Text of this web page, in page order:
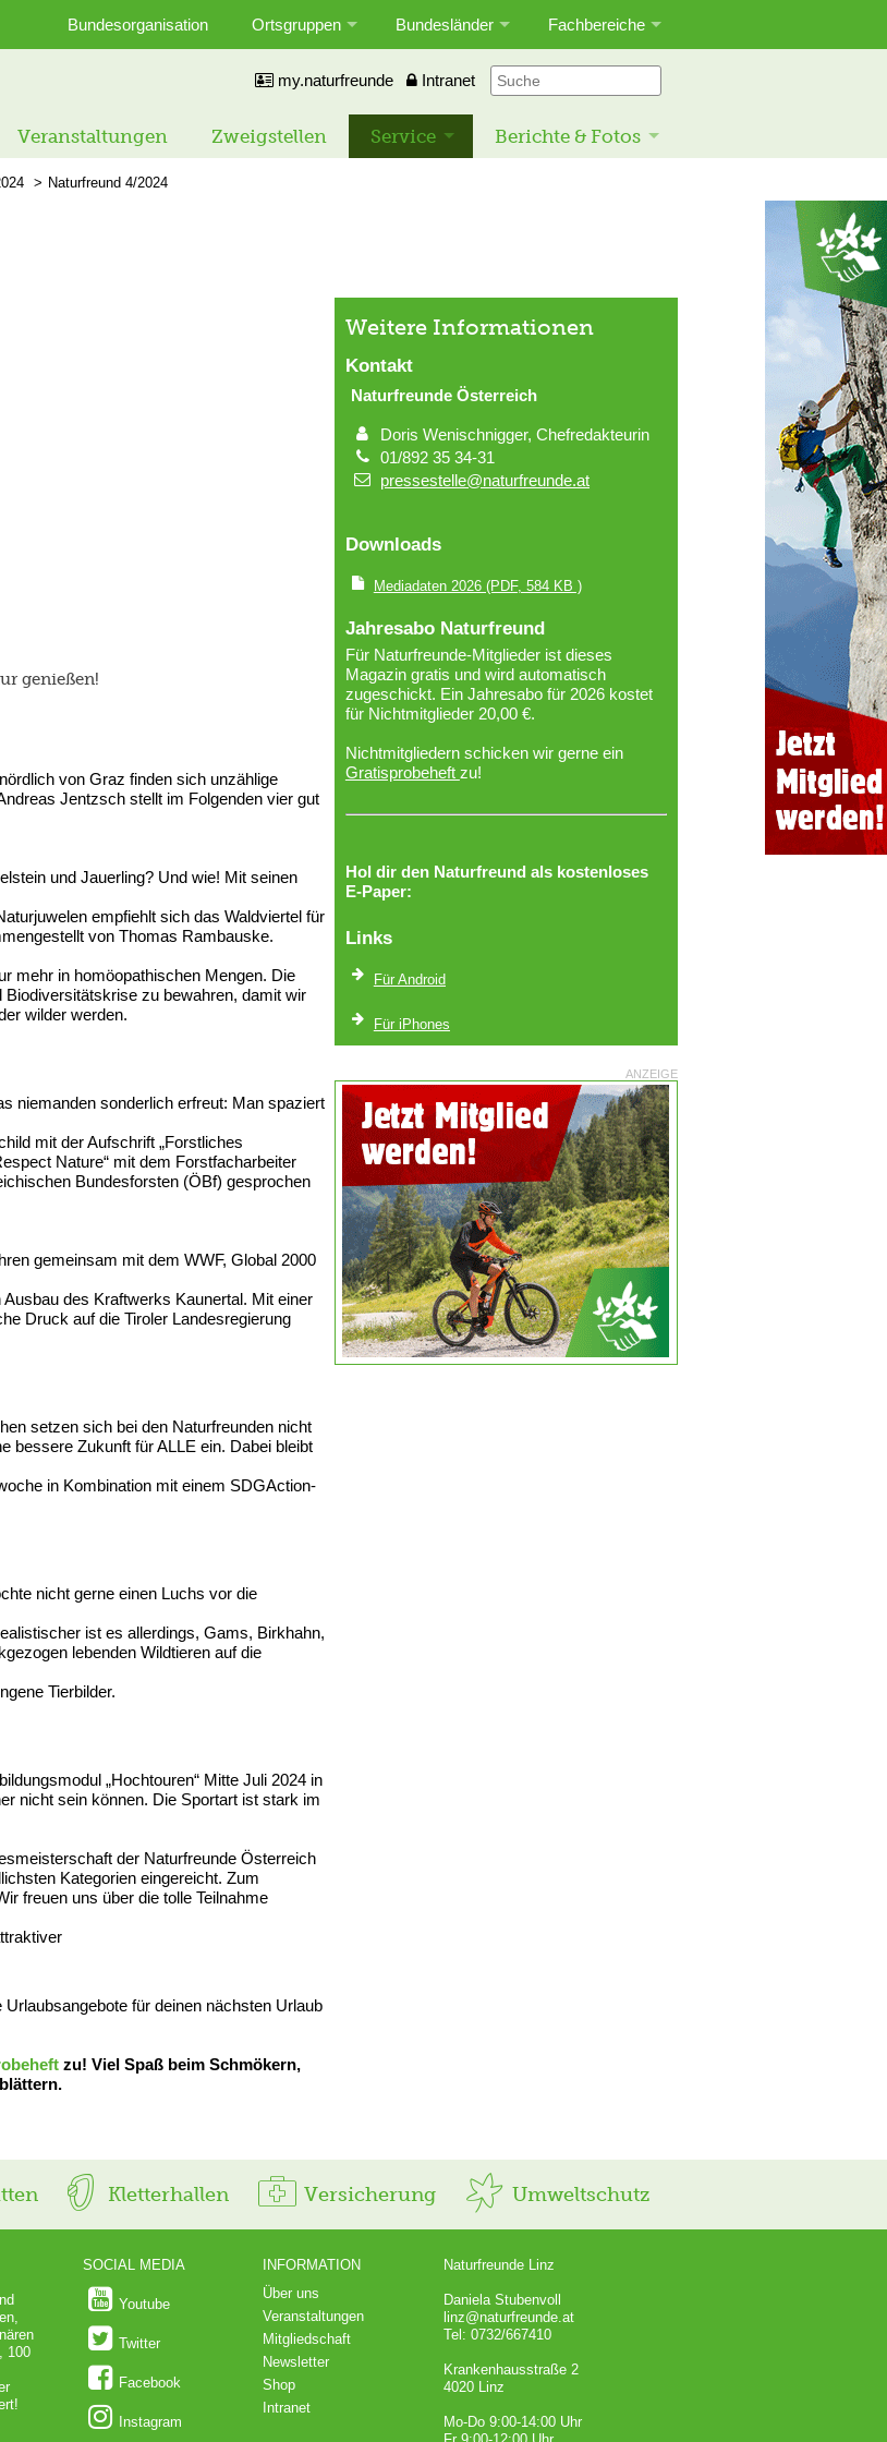
Bundesorganisation Ortsgruppen Bundesländer Fachbereiche
my.naturfreunde Intranet
Veranstaltungen Zweigstellen Service Berichte & Fotos
Naturfreund 4/2024
genießen!
von Graz finden sich unzählige
Jentzsch stellt im Folgenden vier gut
und Jauerling? Und wie! Mit seinen
empfiehlt sich das Waldviertel für
von Thomas Rambauske.
mehr in homöopathischen Mengen. Die
zu bewahren, damit wir
wilder werden.
niemanden sonderlich erfreut: Man spaziert
mit der Aufschrift „Forstliches
Nature“ mit dem Forstfacharbeiter
Bundesforsten (ÖBf) gesprochen
gemeinsam mit dem WWF, Global 2000
des Kraftwerks Kaunertal. Mit einer
Druck auf die Tiroler Landesregierung
setzen sich bei den Naturfreunden nicht
bessere Zukunft für ALLE ein. Dabei bleibt
in Kombination mit einem SDGAction-
nicht gerne einen Luchs vor die
ist es allerdings, Gams, Birkhahn,
lebenden Wildtieren auf die
Tierbilder.
„Hochtouren“ Mitte Juli 2024 in
nicht sein können. Die Sportart ist stark im
der Naturfreunde Österreich
Kategorien eingereicht. Zum
freuen uns über die tolle Teilnahme
für deinen nächsten Urlaub
zu! Viel Spaß beim Schmökern,
Weitere Informationen
Kontakt
Naturfreunde Österreich
Doris Wenischnigger, Chefredakteurin
01/892 35 34-31
pressestelle@naturfreunde.at
Downloads
Mediadaten 2026(PDF, 584 KB )
Jahresabo Naturfreund
Für Naturfreunde-Mitglieder ist dieses
Magazin gratis und wird automatisch
zugeschickt. Ein Jahresabo für 2026 kostet
für Nichtmitglieder 20,00 €.
Nichtmitgliedern schicken wir gerne ein
Gratisprobeheft zu!
Hol dir den Naturfreund als kostenloses
E-Paper:
Links
Für Android
Für iPhones
ANZEIGE
Kletterhallen Versicherung Umweltschutz
100
SOCIAL MEDIA
Youtube
Twitter
Facebook
Instagram
INFORMATION
Über uns
Veranstaltungen
Mitgliedschaft
Newsletter
Shop
Intranet
Naturfreunde Linz
Daniela Stubenvoll
linz@naturfreunde.at
Tel: 0732/667410
Krankenhausstraße 2
4020 Linz
Mo-Do 9:00-14:00 Uhr